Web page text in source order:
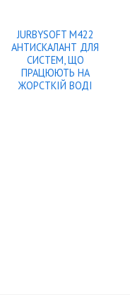
JURBYSOFT M422
АНТИСКАЛАНТ ДЛЯ
СИСТЕМ, ЩО
ПРАЦЮЮТЬ НА
ЖОРСТКІЙ ВОДІ